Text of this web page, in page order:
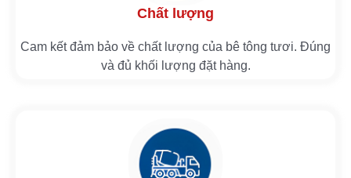
Chất lượng
Cam kết đảm bảo về chất lượng của bê tông tươi. Đúng
và đủ khối lượng đặt hàng.